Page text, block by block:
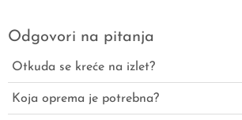
Odgovori na pitanja
Otkuda se kreće na izlet?
Koja oprema je potrebna?